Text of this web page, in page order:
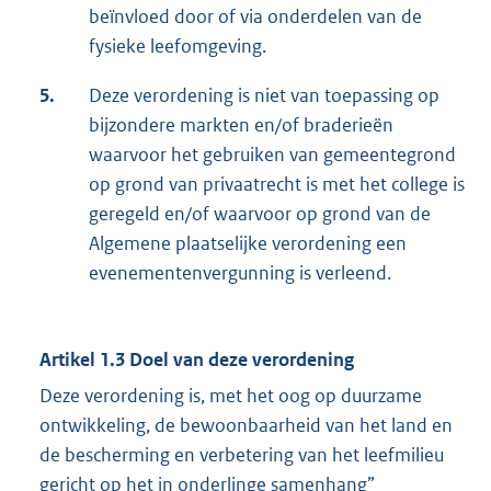
beïnvloed door of via onderdelen van de
fysieke leefomgeving.
5.
Deze verordening is niet van toepassing op
bijzondere markten en/of braderieën
waarvoor het gebruiken van gemeentegrond
op grond van privaatrecht is met het college is
geregeld en/of waarvoor op grond van de
Algemene plaatselijke verordening een
evenementenvergunning is verleend.
Artikel 1.3 Doel van deze verordening
Deze verordening is, met het oog op duurzame
ontwikkeling, de bewoonbaarheid van het land en
de bescherming en verbetering van het leefmilieu
gericht op het in onderlinge samenhang”